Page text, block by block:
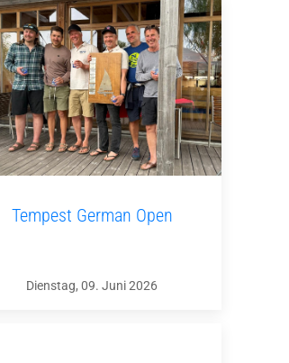
Tempest German Open
Dienstag, 09. Juni 2026